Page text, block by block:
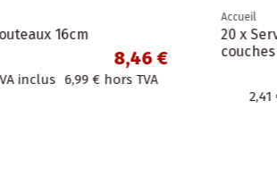
Ruban de réparation étanche blanc
50mm x 50m
hors TVA